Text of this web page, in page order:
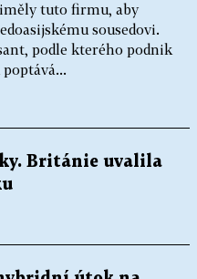
tuto firmu, aby
sousedovi.
podle kterého podnik
Británie uvalila